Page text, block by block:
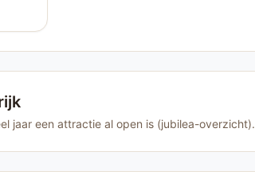
jaar een attractie al open is (jubilea-overzicht).